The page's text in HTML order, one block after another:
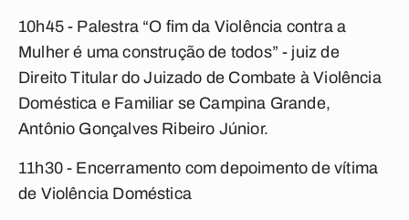
10h45 - Palestra “O fim da Violência contra a
Mulher é uma construção de todos” - juiz de
Direito Titular do Juizado de Combate à Violência
Doméstica e Familiar se Campina Grande,
Antônio Gonçalves Ribeiro Júnior.
11h30 - Encerramento com depoimento de vítima
de Violência Doméstica